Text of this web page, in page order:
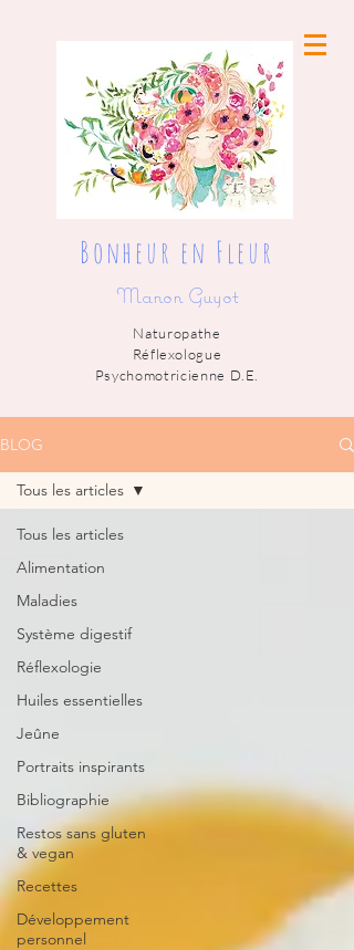
Bonheur en Fleur
Manon Guyot
Naturopathe
Réflexologue
Psychomotricienne D.E.
BLOG
Tous les articles
Alimentation
Maladies
Système digestif
Réflexologie
Huiles essentielles
Jeûne
Portraits inspirants
Bibliographie
Restos sans gluten
& vegan
Recettes
Développement
personnel
Tous les articles